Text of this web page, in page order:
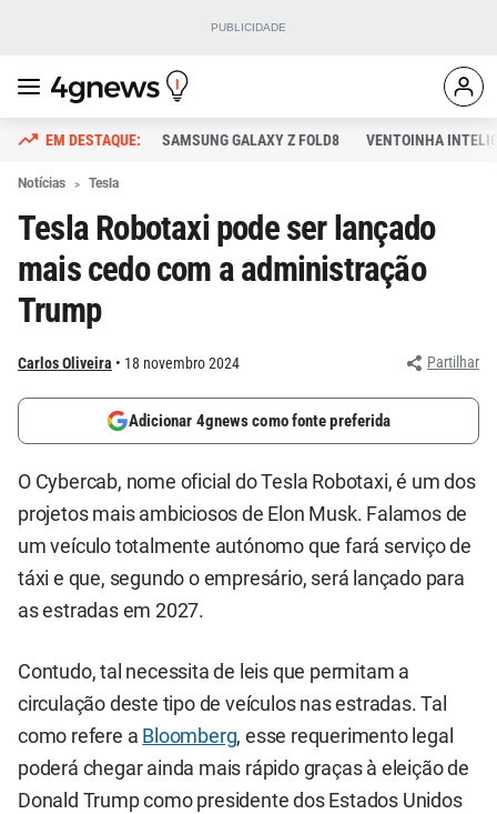
SAMSUNG GALAXY Z FOLD8 VENTOINHA
Notícias Tesla
Tesla Robotaxi pode ser lançado
mais cedo com a administração
Trump
Carlos Oliveira 18 novembro 2024 Partilhar
Adicionar 4gnews como fonte preferida
O Cybercab, nome oficial do Tesla Robotaxi, é um dos
projetos mais ambiciosos de Elon Musk. Falamos de
um veículo totalmente autónomo que fará serviço de
táxi e que, segundo o empresário, será lançado para
as estradas em 2027.
Contudo, tal necessita de leis que permitam a
circulação deste tipo de veículos nas estradas. Tal
como refere a Bloomberg, esse requerimento legal
poderá chegar ainda mais rápido graças à eleição de
Donald Trump como presidente dos Estados Unidos